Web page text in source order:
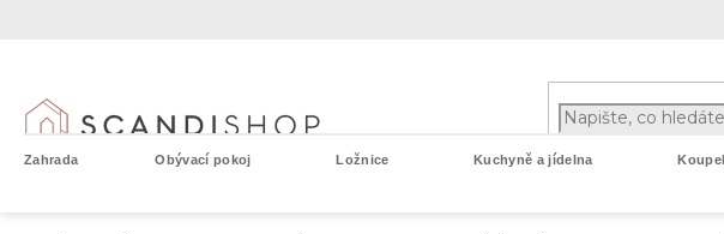
Zahrada Obývací pokoj Ložnice Kuchyně a jídelna